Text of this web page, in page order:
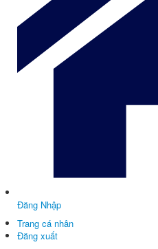
Đăng Nhập
Trang cá nhân
Đăng xuất